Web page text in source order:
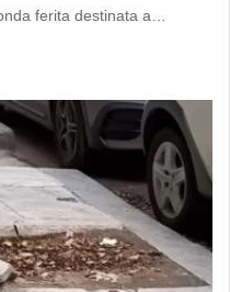
ferita destinata a…